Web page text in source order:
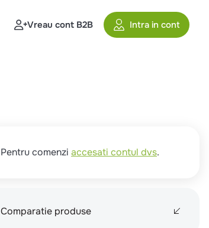
Vreau cont B2B Intra in cont
Pentru comenzi accesati contul dvs.
Comparatie produse